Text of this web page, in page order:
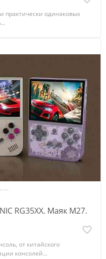
практически одинаковых
RG35XX. Маяк М27.
от китайского
консолей...